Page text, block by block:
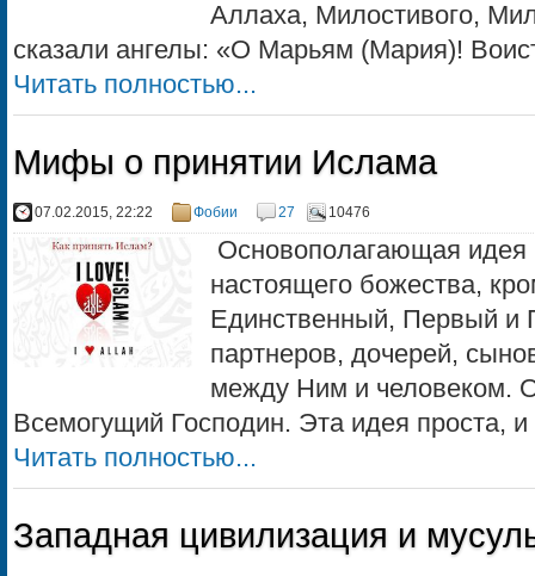
Аллаха, Милостивого,
сказали ангелы: «О Марьям (Мария)!
Читать полностью...
Мифы о принятии Ислама
07.02.2015, 22:22 Фобии 27 10476
Основополагающая идея
настоящего божества,
Единственный, Первый и
партнеров, дочерей,
между Ним и человеком.
Всемогущий Господин. Эта идея проста, и
Читать полностью...
Западная цивилизация и